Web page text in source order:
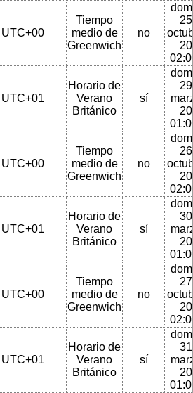
UTC+00
Tiempo
medio de
Greenwich
no
UTC+01
Horario de
Verano
Británico
sí
UTC+00
Tiempo
medio de
Greenwich
no
UTC+01
Horario de
Verano
Británico
sí
UTC+00
Tiempo
medio de
Greenwich
no
UTC+01
Horario de
Verano
Británico
sí